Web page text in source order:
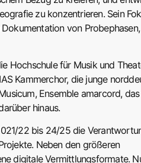
zu konzentrieren. Sein
von Probephasen,
Hochschule für Musik und
Kammerchor, die junge
Ensemble amarcord, das
hinaus.
22 bis 24/25 die
Neben den größeren
digitale Vermittlungsformate.